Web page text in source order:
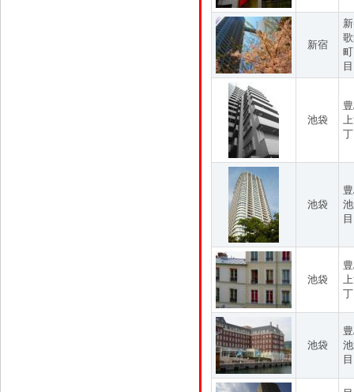
新宿
目
池袋
池袋
目
池袋
池袋